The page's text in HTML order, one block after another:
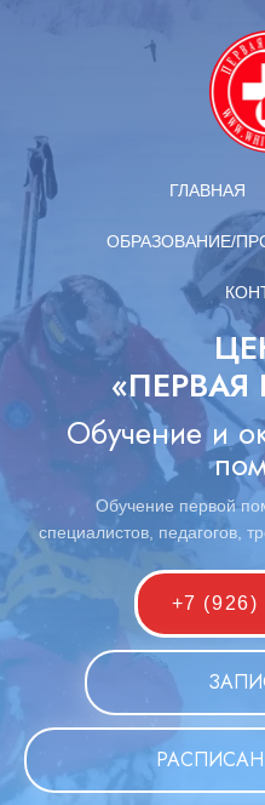
ГЛАВНАЯ
ОБРАЗОВАНИЕ/
Обучение и
Обучение первой
специалистов, педагогов,
+7 (926)